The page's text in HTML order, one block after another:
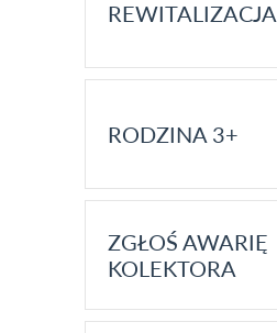
REWITALIZACJA
RODZINA 3+
ZGŁOŚ AWARIĘ
KOLEKTORA